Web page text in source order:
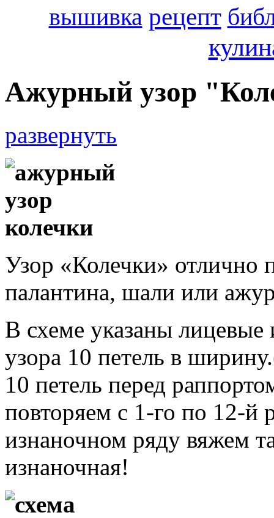
вышивка рецепт
Ажурный узор
развернуть
Узор «Колечки» отлично
палантина, шали или
В схеме указаны
узора 10 петель в
10 петель перед
повторяем с 1-го по 12-
изнаночном ряду вяжем
изнаночная!